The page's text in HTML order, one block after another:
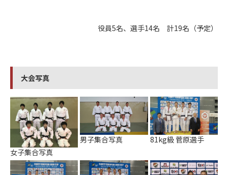
役員5名、選手14名 計19名（予定）
大会写真
女子集合写真
男子集合写真 81kg級 菅原選手